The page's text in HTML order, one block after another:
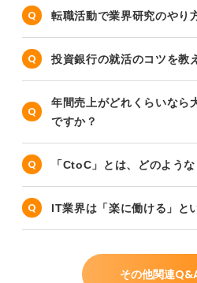
転職活動で業界研究のやり
投資銀行の就活のコツを教
年間売上がどれくらいなら
ですか？
「CtoC」とは、どのよう
IT業界は「楽に働ける」と
その他関連